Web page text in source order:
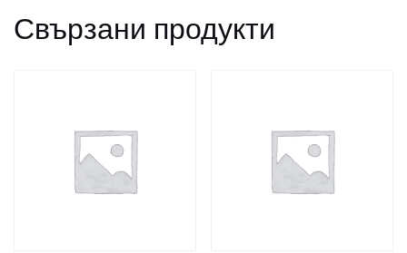
Свързани продукти